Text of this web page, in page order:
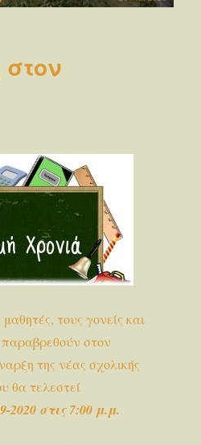
τους γονείς και
στον
της νέας σχολικής
θα τελεστεί
2020 στις 7:00 μ.μ.